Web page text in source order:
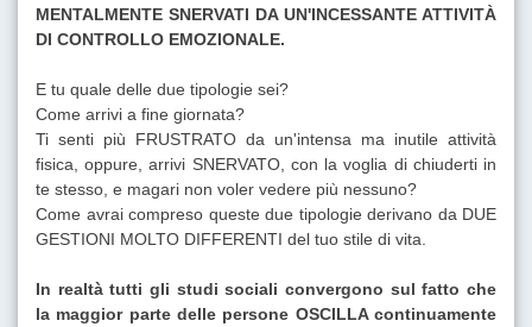
MENTALMENTE SNERVATI DA UN'INCESSANTE ATTIVITÀ
DI CONTROLLO EMOZIONALE.
E tu quale delle due tipologie sei?
Come arrivi a fine giornata?
Ti senti più FRUSTRATO da un'intensa ma inutile attività
fisica, oppure, arrivi SNERVATO, con la voglia di chiuderti in
te stesso, e magari non voler vedere più nessuno?
Come avrai compreso queste due tipologie derivano da DUE
GESTIONI MOLTO DIFFERENTI del tuo stile di vita.
In realtà tutti gli studi sociali convergono sul fatto che
la maggior parte delle persone OSCILLA continuamente